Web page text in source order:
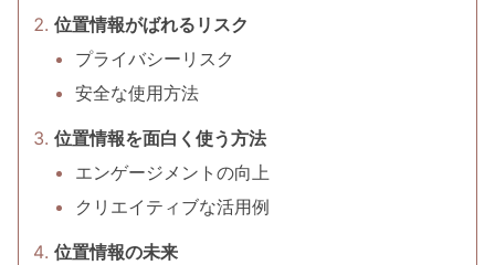
位置情報がばれるリスク
プライバシーリスク
安全な使用方法
位置情報を面白く使う方法
エンゲージメントの向上
クリエイティブな活用例
位置情報の未来